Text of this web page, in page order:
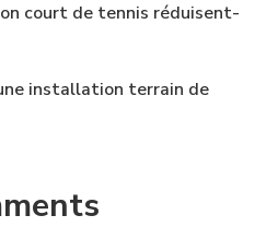
court de tennis réduisent-
installation terrain de